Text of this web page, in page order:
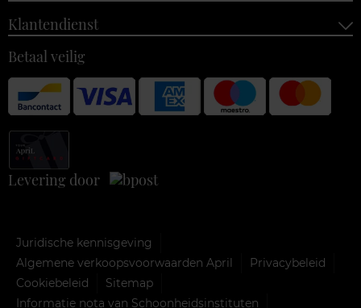
Klantendienst
Betaal veilig
Levering door
Juridische kennisgeving
Algemene verkoopsvoorwaarden April
Privacybeleid
Cookiebeleid
Sitemap
Informatie nota van Schoonheidsinstituten